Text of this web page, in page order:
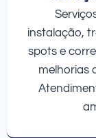
instalação,
spots e
melhorias